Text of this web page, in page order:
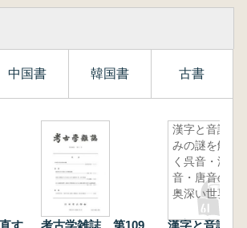
中国書 韓国書 古書
す
考古学雑誌 第109
漢字と音読
みの謎を解
く呉音・漢
音・唐音の
奥深い世界
漢字と音読み